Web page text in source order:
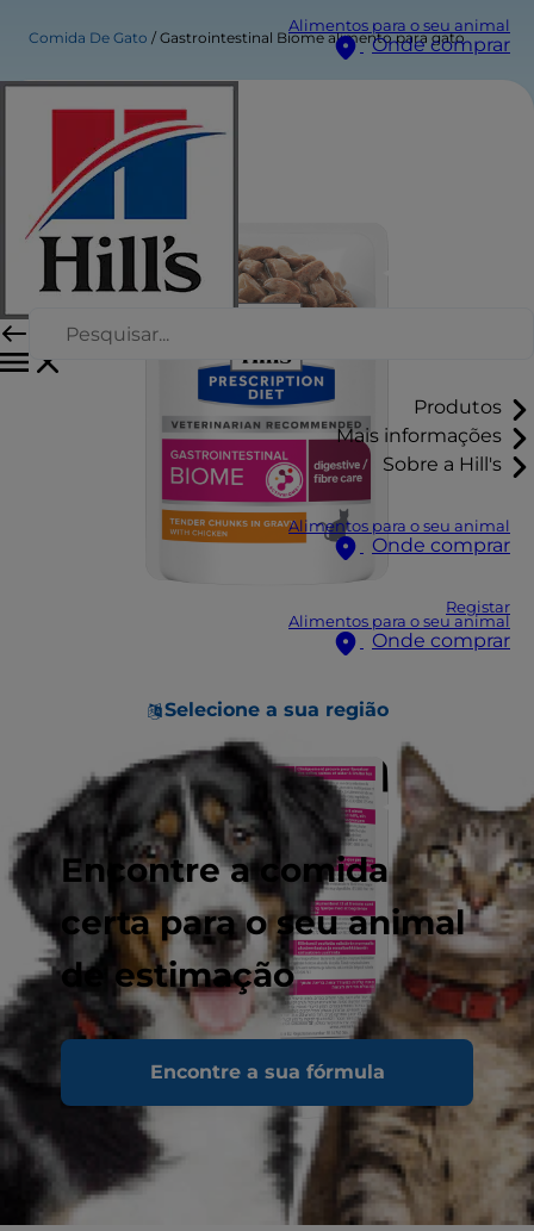
Alimentos para o seu animal
Onde comprar
Produtos
Mais informações
Sobre a Hill's
Alimentos para o seu animal
Onde comprar
Registar
Alimentos para o seu animal
Onde comprar
Selecione a sua região
Encontre a comida
certa para o seu animal
de estimação
Encontre a sua fórmula
Comida De Gato Gastrointestinal Biome alimento para gato